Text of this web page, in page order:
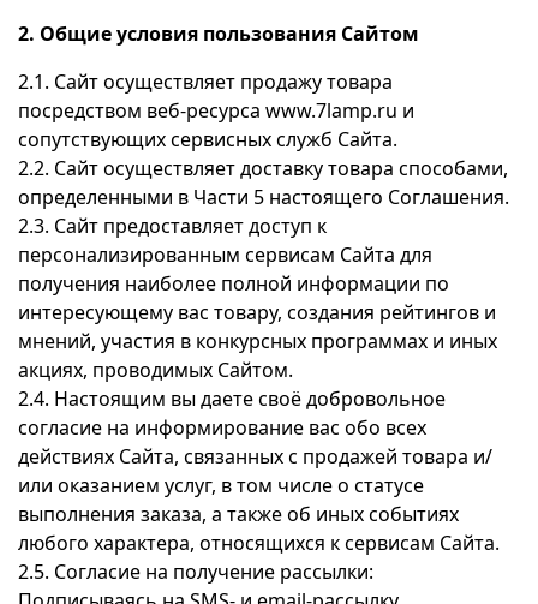
2. Общие условия пользования Сайтом
2.1. Сайт осуществляет продажу товара
посредством веб-ресурса www.7lamp.ru и
сопутствующих сервисных служб Сайта.
2.2. Сайт осуществляет доставку товара способами,
определенными в Части 5 настоящего Соглашения.
2.3. Сайт предоставляет доступ к
персонализированным сервисам Сайта для
получения наиболее полной информации по
интересующему вас товару, создания рейтингов и
мнений, участия в конкурсных программах и иных
акциях, проводимых Сайтом.
2.4. Настоящим вы даете своё добровольное
согласие на информирование вас обо всех
действиях Сайта, связанных с продажей товара и/
или оказанием услуг, в том числе о статусе
выполнения заказа, а также об иных событиях
любого характера, относящихся к сервисам Сайта.
2.5. Согласие на получение рассылки: